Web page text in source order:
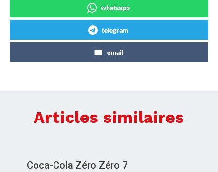
whatsapp
telegram
email
Articles similaires
Coca-Cola Zéro Zéro 7